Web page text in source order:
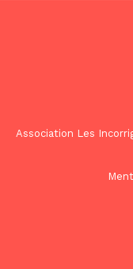
Association Les